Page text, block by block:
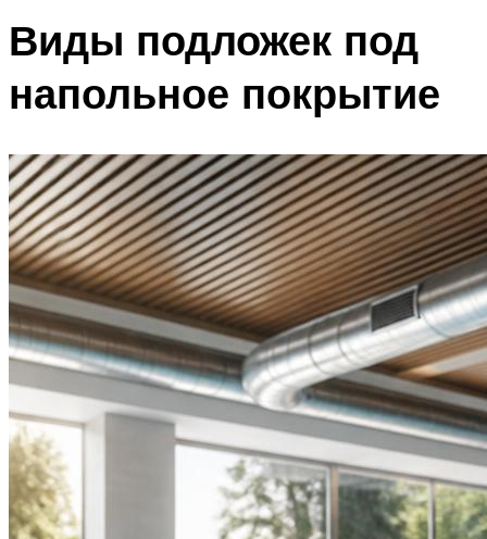
Виды подложек под
напольное покрытие